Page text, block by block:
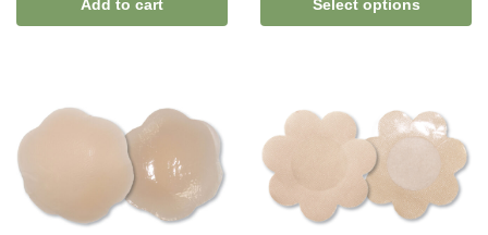
Add to cart Select options